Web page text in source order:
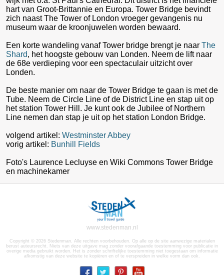
hart van Groot-Brittannie en Europa. Tower Bridge bevindt
zich naast The Tower of London vroeger gevangenis nu
museum waar de kroonjuwelen worden bewaard.
Een korte wandeling vanaf Tower bridge brengt je naar The
Shard, het hoogste gebouw van Londen. Neem de lift naar
de 68e verdieping voor een spectaculair uitzicht over
Londen.
De beste manier om naar de Tower Bridge te gaan is met de
Tube. Neem de Circle Line of de District Line en stap uit op
het station Tower Hill. Je kunt ook de Jubilee of Northern
Line nemen dan stap je uit op het station London Bridge.
volgend artikel: Westminster Abbey
vorig artikel: Bunhill Fields
Foto's Laurence Lecluyse en Wiki Commons Tower Bridge
en machinekamer
www.stedenman.nl
Copyright © 2026 Stedenman. Alle rechten voorbehouden. Op alle op de site aanwezige materialen
berust auteursrecht. Niets van deze uitgave mag zonder voorafgaande toestemming voor publicatie in
overige media gebruikt worden. Het is zonder schriftelijke toestemming niet toegestaan om informatie
afkomstig van deze website te kopiëren en of te verspreiden in welke vorm dan ook.